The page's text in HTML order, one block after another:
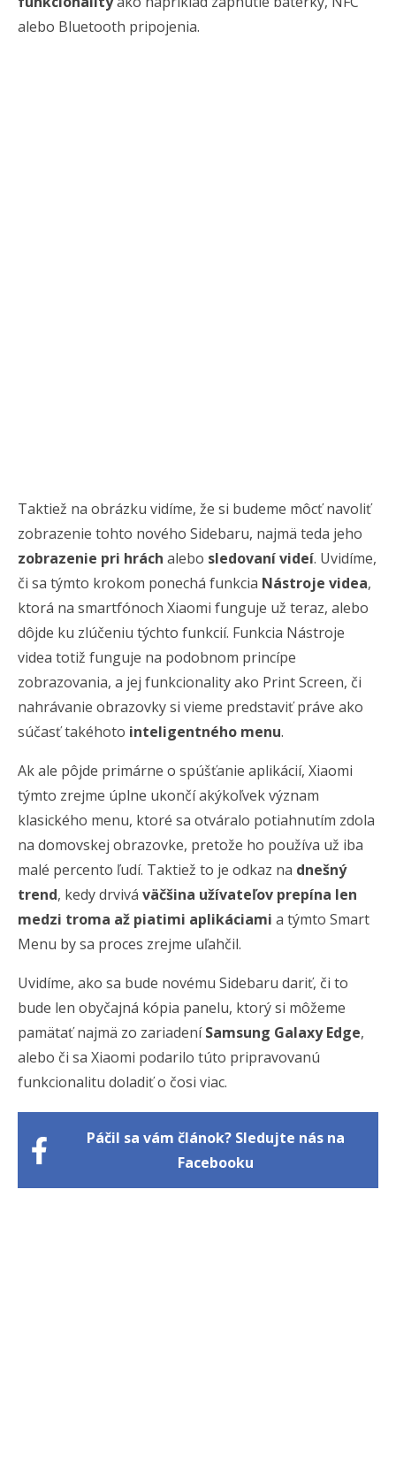
alebo Bluetooth pripojenia.
Taktiež na obrázku vidíme, že si budeme môcť navoliť
zobrazenie tohto nového Sidebaru, najmä teda jeho
zobrazenie pri hrách alebo sledovaní videí. Uvidíme,
či sa týmto krokom ponechá funkcia Nástroje videa,
ktorá na smartfónoch Xiaomi funguje už teraz, alebo
dôjde ku zlúčeniu týchto funkcií. Funkcia Nástroje
videa totiž funguje na podobnom princípe
zobrazovania, a jej funkcionality ako Print Screen, či
nahrávanie obrazovky si vieme predstaviť práve ako
súčasť takéhoto inteligentného menu.
Ak ale pôjde primárne o spúšťanie aplikácií, Xiaomi
týmto zrejme úplne ukončí akýkoľvek význam
klasického menu, ktoré sa otváralo potiahnutím zdola
na domovskej obrazovke, pretože ho používa už iba
malé percento ľudí. Taktiež to je odkaz na dnešný
trend, kedy drvivá väčšina užívateľov prepína len
medzi troma až piatimi aplikáciami a týmto Smart
Menu by sa proces zrejme uľahčil.
Uvidíme, ako sa bude novému Sidebaru dariť, či to
bude len obyčajná kópia panelu, ktorý si môžeme
pamätať najmä zo zariadeníSamsung Galaxy Edge,
alebo či sa Xiaomi podarilo túto pripravovanú
funkcionalitu doladiť o čosi viac.
Páčil sa vám článok? Sledujte nás na
Facebooku